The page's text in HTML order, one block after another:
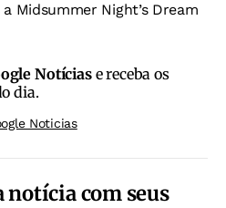
Midsummer Night’s Dream
Notíciase receba os
dia.
Noticias
notícia com seus